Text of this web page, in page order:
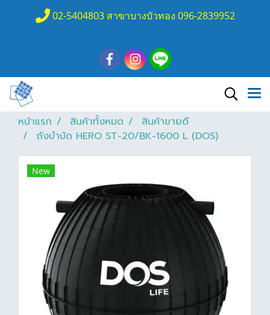
02-5404803 สาขาบางบัวทอง 096-2839952
หน้าแรก สินค้าทั้งหมด
สินค้าขายดี
ถังบำบัด HERO ST-20/BK-1600 L (DOS)
New